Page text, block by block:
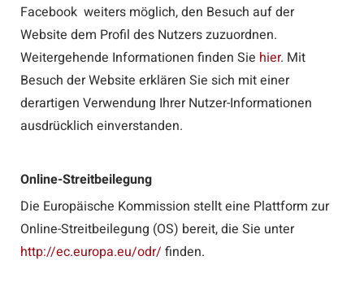
Facebook weiters möglich, den Besuch auf der
Website dem Profil des Nutzers zuzuordnen.
Weitergehende Informationen finden Sie hier. Mit
Besuch der Website erklären Sie sich mit einer
derartigen Verwendung Ihrer Nutzer-Informationen
ausdrücklich einverstanden.
Online-Streitbeilegung
Die Europäische Kommission stellt eine Plattform zur
Online-Streitbeilegung (OS) bereit, die Sie unter
http://ec.europa.eu/odr/ finden.